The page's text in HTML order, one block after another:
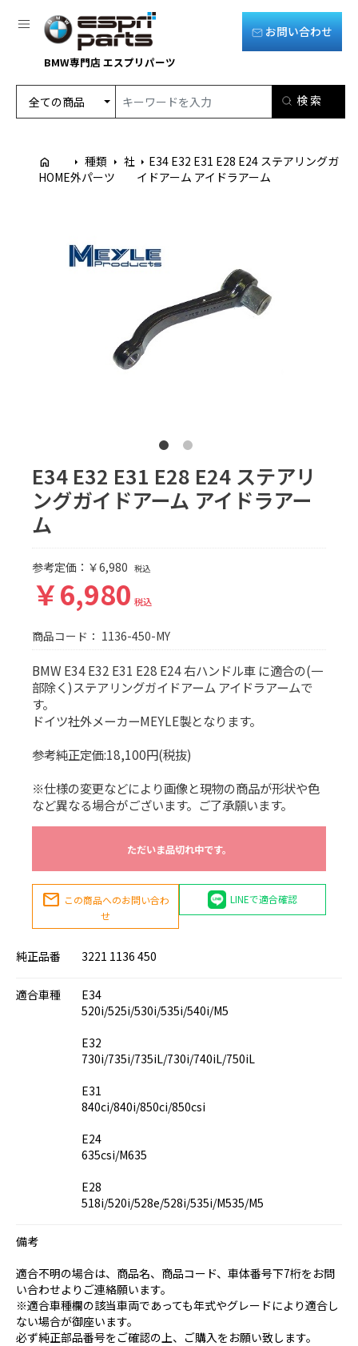
BMW専門店 エスプリパーツ
お問い合わせ
home
HOME
arrow_right 種類 arrow_right 社
外パーツ
arrow_right E34 E32 E31 E28 E24 ステアリングガ
イドアーム アイドラアーム
E34 E32 E31 E28 E24 ステアリ
ングガイドアーム アイドラアー
ム
参考定価：￥6,980 税込
￥6,980 税込
商品コード： 1136-450-MY
BMW E34 E32 E31 E28 E24 右ハンドル車 に適合の(一
部除く)ステアリングガイドアーム アイドラアームで
す。
ドイツ社外メーカーMEYLE製となります。
参考純正定価:18,100円(税抜)
※仕様の変更などにより画像と現物の商品が形状や色
など異なる場合がございます。ご了承願います。
ただいま品切れ中です。
mail この商品へのお問い合わ
せ
LINEで適合確認
純正品番 3221 1136 450
適合車種
E34
520i/525i/530i/535i/540i/M5
E32
730i/735i/735iL/730i/740iL/750iL
E31
840ci/840i/850ci/850csi
E24
635csi/M635
E28
518i/520i/528e/528i/535i/M535/M5
備考
適合不明の場合は、商品名、商品コード、車体番号下7桁をお問
い合わせよりご連絡願います。
※適合車種欄の該当車両であっても年式やグレードにより適合し
ない場合が御座います。
必ず純正部品番号をご確認の上、ご購入をお願い致します。